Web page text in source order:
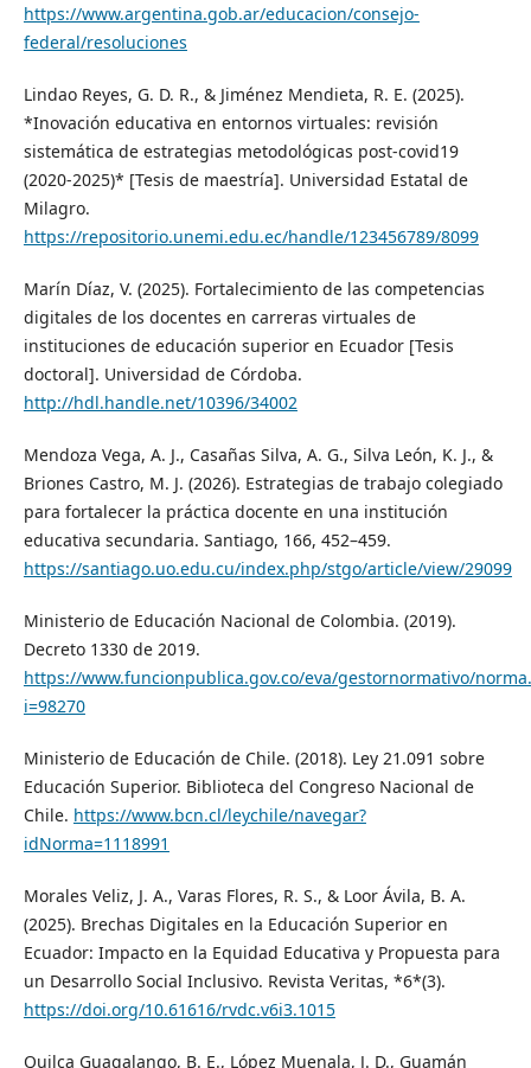
https://www.argentina.gob.ar/educacion/consejo-
federal/resoluciones
Lindao Reyes, G. D. R., & Jiménez Mendieta, R. E. (2025).
*Inovación educativa en entornos virtuales: revisión
sistemática de estrategias metodológicas post-covid19
(2020-2025)* [Tesis de maestría]. Universidad Estatal de
Milagro.
https://repositorio.unemi.edu.ec/handle/123456789/8099
Marín Díaz, V. (2025). Fortalecimiento de las competencias
digitales de los docentes en carreras virtuales de
instituciones de educación superior en Ecuador [Tesis
doctoral]. Universidad de Córdoba.
http://hdl.handle.net/10396/34002
Mendoza Vega, A. J., Casañas Silva, A. G., Silva León, K. J., &
Briones Castro, M. J. (2026). Estrategias de trabajo colegiado
para fortalecer la práctica docente en una institución
educativa secundaria. Santiago, 166, 452–459.
https://santiago.uo.edu.cu/index.php/stgo/article/view/29099
Ministerio de Educación Nacional de Colombia. (2019).
Decreto 1330 de 2019.
https://www.funcionpublica.gov.co/eva/gestornormativo/
i=98270
Ministerio de Educación de Chile. (2018). Ley 21.091 sobre
Educación Superior. Biblioteca del Congreso Nacional de
Chile. https://www.bcn.cl/leychile/navegar?
idNorma=1118991
Morales Veliz, J. A., Varas Flores, R. S., & Loor Ávila, B. A.
(2025). Brechas Digitales en la Educación Superior en
Ecuador: Impacto en la Equidad Educativa y Propuesta para
un Desarrollo Social Inclusivo. Revista Veritas, *6*(3).
https://doi.org/10.61616/rvdc.v6i3.1015
Quilca Guagalango, B. E., López Muenala, J. D., Guamán